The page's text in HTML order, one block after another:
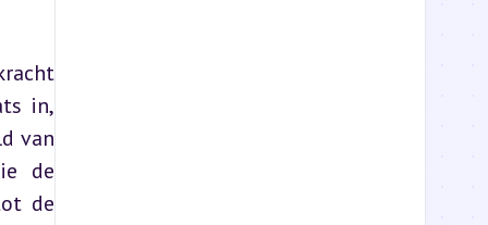
in,
van
de
de